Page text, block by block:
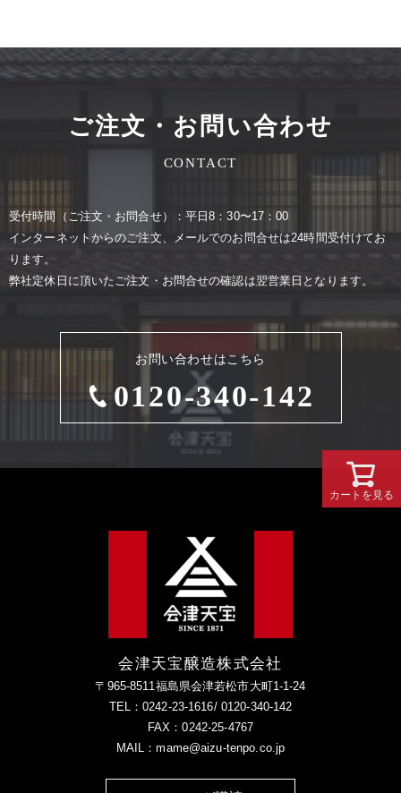
ご注文・お問い合わせ
CONTACT
お問い合わせはこちら
0120-340-142
受付時間（ご注⽂・お問合せ）：平⽇8：30〜17：00
インターネットからのご注⽂、メールでのお問合せは24時間受付けてお
ります。
弊社定休⽇に頂いたご注⽂・お問合せの確認は翌営業⽇となります。
会津天宝醸造株式会社
〒965-8511福島県会津若松市大町1-1-24
TEL：0242-23-1616/ 0120-340-142
FAX：0242-25-4767
MAIL：mame@aizu-tenpo.co.jp
カートを見る